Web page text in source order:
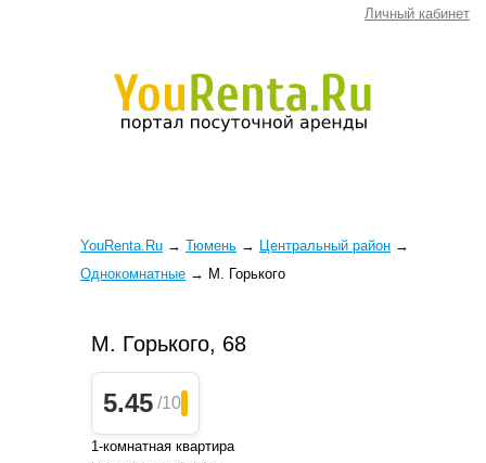
Личный кабинет
YouRenta.Ru → Тюмень → Центральный район →
Однокомнатные → М. Горького
М. Горького, 68
5.45 /10
1-комнатная квартира